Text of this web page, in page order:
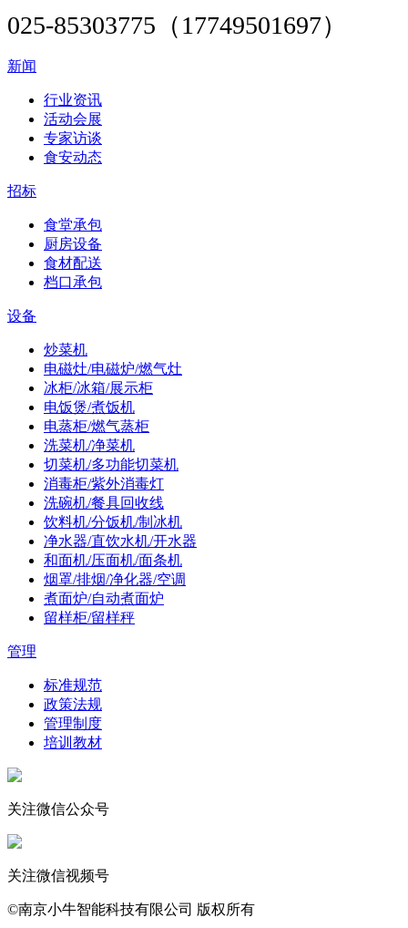
025-85303775（17749501697）
新闻
行业资讯
活动会展
专家访谈
食安动态
招标
食堂承包
厨房设备
食材配送
档口承包
设备
炒菜机
电磁灶/电磁炉/燃气灶
冰柜/冰箱/展示柜
电饭煲/煮饭机
电蒸柜/燃气蒸柜
洗菜机/净菜机
切菜机/多功能切菜机
消毒柜/紫外消毒灯
洗碗机/餐具回收线
饮料机/分饭机/制冰机
净水器/直饮水机/开水器
和面机/压面机/面条机
烟罩/排烟/净化器/空调
煮面炉/自动煮面炉
留样柜/留样秤
管理
标准规范
政策法规
管理制度
培训教材
关注微信公众号
关注微信视频号
©南京小牛智能科技有限公司 版权所有